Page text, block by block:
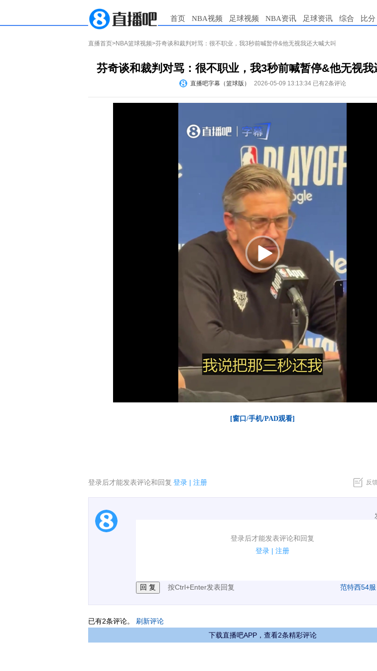
首页 NBA视频 足球视频 NBA资讯 足球资讯 综合 比分
直播首页>NBA篮球视频>芬奇谈和裁判对骂：很不职业，我3秒前喊暂停&他无视我还大喊大叫
芬奇谈和裁判对骂：很不职业，我3秒前喊暂停&他无视我
直播吧字幕（篮球版） 2026-05-09 13:13:34 已有2条评论
[窗口/手机/PAD观看]
登录后才能发表评论和回复 登录 | 注册 反馈
登录后才能发表评论和回复
登录 | 注册
1.电脑端新用户可以发表评论了！
按Ctrl+Enter发表回复 范特西54服
已有2条评论。 刷新评论
下载直播吧APP，查看2条精彩评论